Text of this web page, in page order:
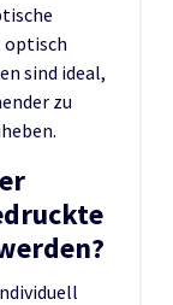
optisch
sind ideal,
zu